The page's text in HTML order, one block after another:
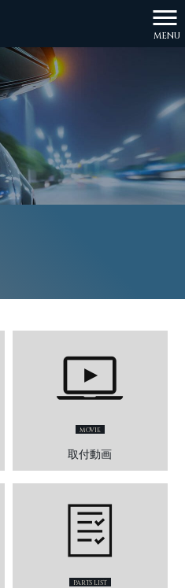
MENU
MOVIE
取付動画
PARTS LIST